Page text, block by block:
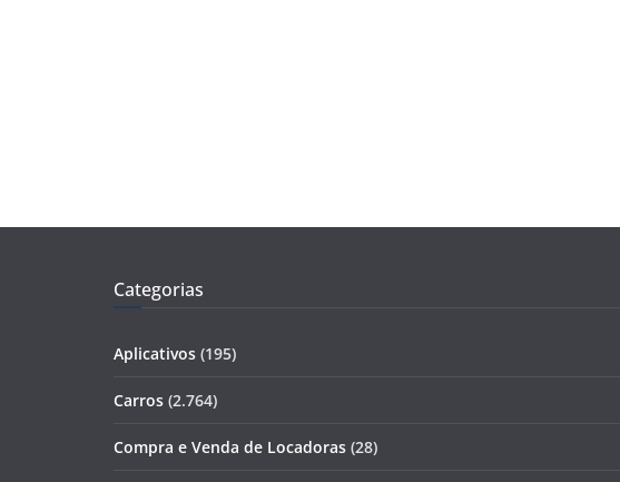
Categorias
Aplicativos (195)
Carros (2.764)
Compra e Venda de Locadoras (28)